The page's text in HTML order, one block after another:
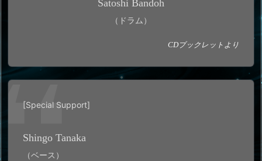
Satoshi Bandoh
（ドラム）
CDブックレットより
[Special Support]
Shingo Tanaka
（ベース）